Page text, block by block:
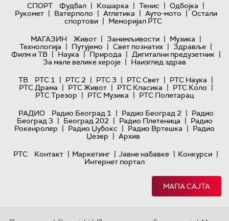
СПОРТ
Фудбал | Кошарка | Тенис | Одбојка |
Рукомет | Ватерполо | Атлетика | Ауто-мото | Остали
спортови | Меморијал РТС
МАГАЗИН
Живот | Занимљивости | Музика |
Технологијa | Путујемо | Свет познатих | Здравље |
Филм и ТВ | Наука | Природа | Дигитални предузетник |
За мале велике хероје | Наизглед здрав
ТВ
РТС 1 | РТС 2 | РТС 3 | РТС Свет | РТС Наука |
РТС Драма | РТС Живот | РТС Класика | РТС Коло |
РТС Трезор | РТС Музика | РТС Полетарац
РАДИО
Радио Београд 1 | Радио Београд 2 | Радио
Београд 3 | Београд 202 | Радио Плетеница | Радио
Рокенролер | Радио Џубокс | Радио Вртешка | Радио
Џезер | Архив
РТС
Контакт | Маркетинг | Јавне набавке | Конкурси |
Интернет портал
МАПА САЈТА